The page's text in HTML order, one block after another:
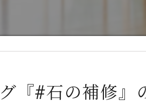
『#石の補修』